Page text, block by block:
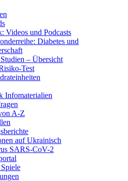
Videos und Podcasts
Diabetes und
– Übersicht
Test
Infomaterialien
A-Z
auf Ukrainisch
SARS-CoV-2